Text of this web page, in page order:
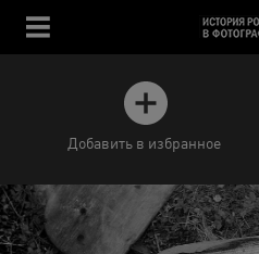
Добавить в избранное